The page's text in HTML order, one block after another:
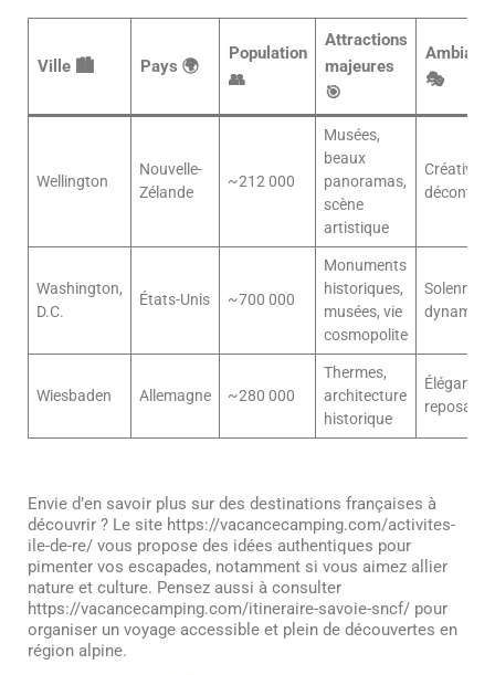
Ville 🏙️ Pays 🌍
Population
👥
Attractions
majeures
🎯
🎭
Wellington
Nouvelle-
Zélande
~212 000
Musées,
beaux
panoramas,
scène
artistique
Créative,
Washington,
D.C.
États-Unis ~700 000
Monuments
historiques,
musées, vie
cosmopolite
Solennelle,
Wiesbaden Allemagne ~280 000
Thermes,
architecture
historique
Élégante,
reposante
Envie d’en savoir plus sur des destinations françaises à
découvrir ? Le site https://vacancecamping.com/activites-
ile-de-re/ vous propose des idées authentiques pour
pimenter vos escapades, notamment si vous aimez allier
nature et culture. Pensez aussi à consulter
https://vacancecamping.com/itineraire-savoie-sncf/ pour
organiser un voyage accessible et plein de découvertes en
région alpine.